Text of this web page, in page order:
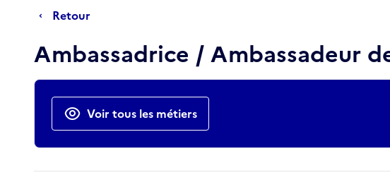
Retour
Ambassadrice / Ambassadeur
Actions rapides
Voir tous les métiers